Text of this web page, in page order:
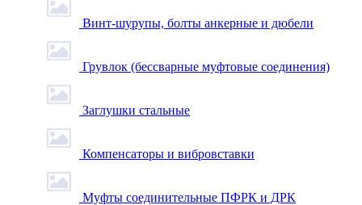
Винт-шурупы, болты анкерные и дюбели
Грувлок (бессварные муфтовые соединения)
Заглушки стальные
Компенсаторы и вибровставки
Муфты соединительные ПФРК и ДРК